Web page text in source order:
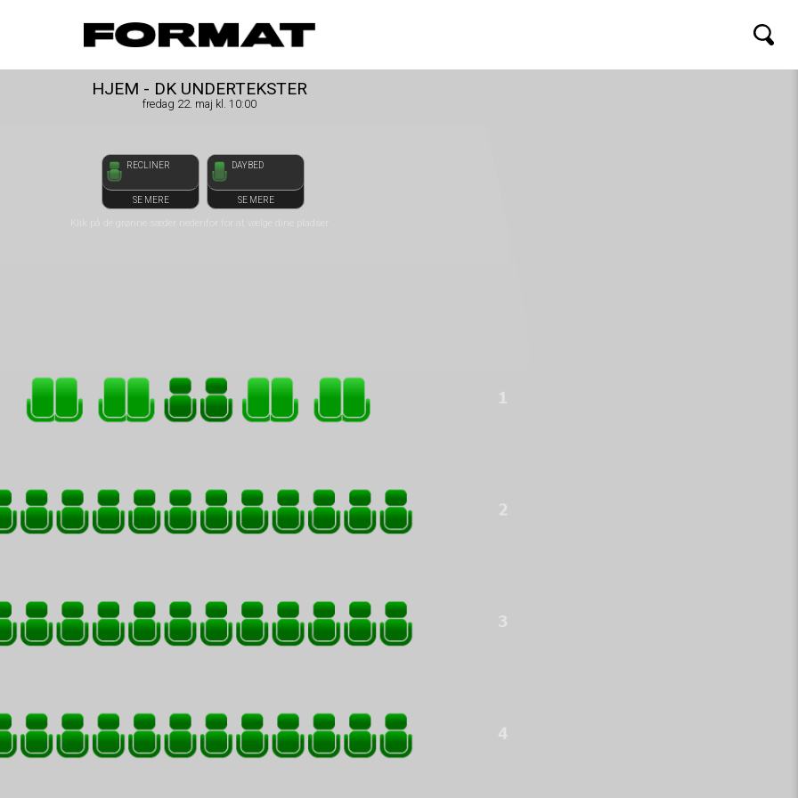
FORMAT Biograf
HJEM - DK UNDERTEKSTER
fredag 22. maj kl. 10:00
RECLINER
SE MERE
DAYBED
SE MERE
front05-temp 010203